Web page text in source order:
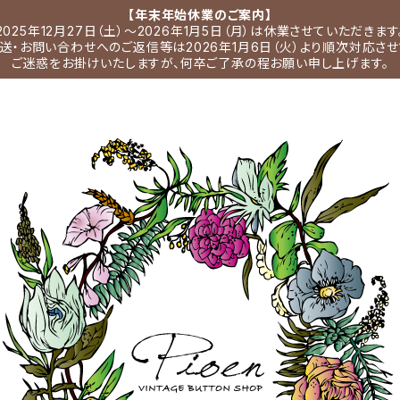
【年末年始休業のご案内】
年12月27日（土）～2026年1月5日（月）は休業させていただきます
・お問い合わせへのご返信等は2026年1月6日（火）より順次対応させ
ご迷惑をお掛けいたしますが、何卒ご了承の程お願い申し上げます。